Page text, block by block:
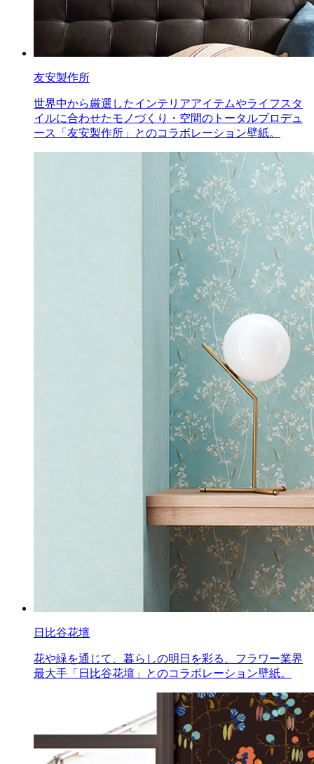
友安製作所
世界中から厳選したインテリアアイテムやライフスタ
イルに合わせたモノづくり・空間のトータルプロデュ
ース「友安製作所」とのコラボレーション壁紙。
日比谷花壇
花や緑を通じて、暮らしの明日を彩る、フラワー業界
最大手「日比谷花壇」とのコラボレーション壁紙。